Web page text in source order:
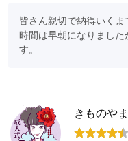
皆さん親切で納得いく
時間は早朝になりまし
す。
きものや